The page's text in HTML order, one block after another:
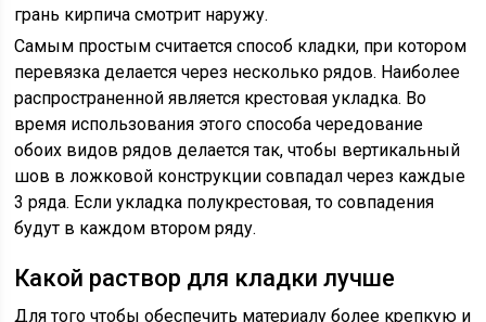
грань кирпича смотрит наружу.
Самым простым считается способ кладки, при котором
перевязка делается через несколько рядов. Наиболее
распространенной является крестовая укладка. Во
время использования этого способа чередование
обоих видов рядов делается так, чтобы вертикальный
шов в ложковой конструкции совпадал через каждые
3 ряда. Если укладка полукрестовая, то совпадения
будут в каждом втором ряду.
Какой раствор для кладки лучше
Для того чтобы обеспечить материалу более крепкую и